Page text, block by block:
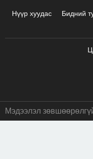
Нүүр хуудас Бидний
Мэдээлэл